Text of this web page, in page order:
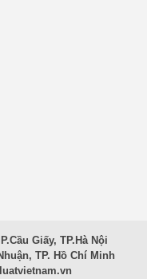
Giấy, TP.Hà Nội
TP. Hồ Chí Minh